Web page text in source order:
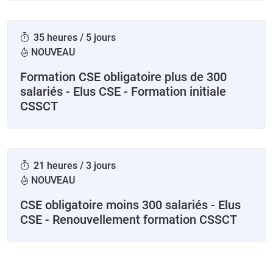
35 heures / 5 jours
NOUVEAU
Formation CSE obligatoire plus de 300
salariés - Elus CSE - Formation initiale
CSSCT
21 heures / 3 jours
NOUVEAU
CSE obligatoire moins 300 salariés - Elus
CSE - Renouvellement formation CSSCT